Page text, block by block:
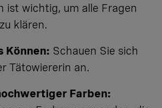
ist wichtig, um alle Fragen
klären.
Können: Schauen Sie sich
Tätowiererin an.
Farben: